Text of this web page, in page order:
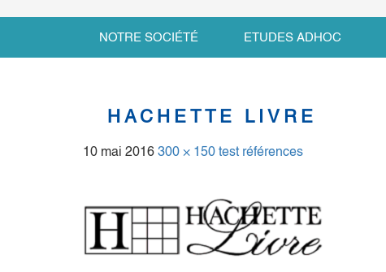
NOTRE SOCIÉTÉ ETUDES ADHOC
HACHETTE LIVRE
10 mai 2016 300 × 150 test références